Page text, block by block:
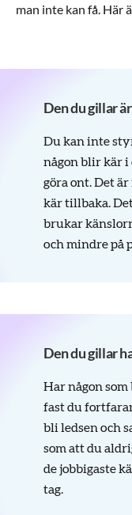
man inte kan få. Här
Den du gillar
Du kan inte
någon blir kär i
göra ont. Det
kär tillbaka.
brukar
och mindre på
Den du gillar
Har någon
fast du
bli ledsen och
som att du
de jobbigaste
tag.